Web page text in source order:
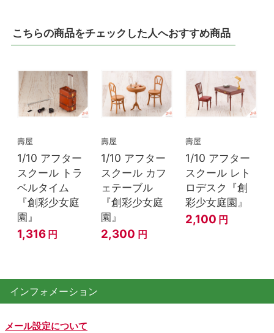
こちらの商品をチェックした人へおすすめ商品
壽屋
1/10 アフター
スクール トラ
ベルタイム
『創彩少女庭
園』
1,316 円
壽屋
1/10 アフター
スクール カフ
ェテーブル
『創彩少女庭
園』
2,300 円
壽屋
1/10 アフター
スクール レト
ロデスク『創
彩少女庭園』
2,100 円
インフォメーション
メール設定について